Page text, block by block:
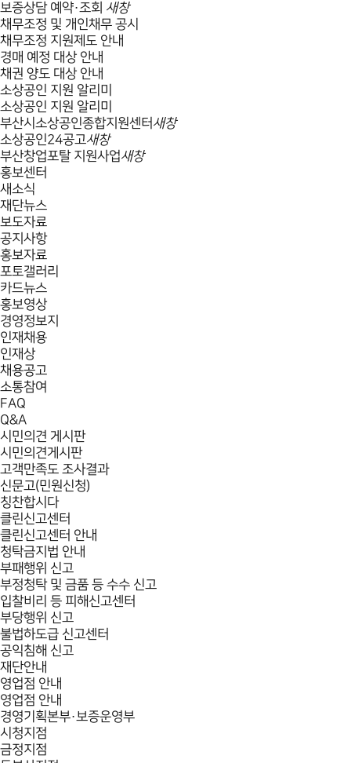
보증상담 예약·조회 새창
채무조정 및 개인채무 공시
채무조정 지원제도 안내
경매 예정 대상 안내
채권 양도 대상 안내
소상공인 지원 알리미
소상공인 지원 알리미
부산시소상공인종합지원센터새창
소상공인24공고새창
부산창업포탈 지원사업새창
홍보센터
새소식
재단뉴스
보도자료
공지사항
홍보자료
포토갤러리
카드뉴스
홍보영상
경영정보지
인재채용
인재상
채용공고
소통참여
FAQ
Q&A
시민의견 게시판
시민의견게시판
고객만족도 조사결과
신문고(민원신청)
칭찬합시다
클린신고센터
클린신고센터 안내
청탁금지법 안내
부패행위 신고
부정청탁 및 금품 등 수수 신고
입찰비리 등 피해신고센터
부당행위 신고
불법하도급 신고센터
공익침해 신고
재단안내
영업점 안내
영업점 안내
경영기획본부·보증운영부
시청지점
금정지점